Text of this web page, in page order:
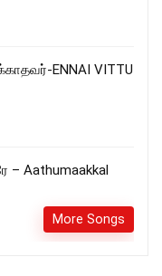
ENNAI VITTU
– Aathumaakkal
More Songs